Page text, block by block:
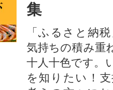
集
「ふるさと納
気持ちの積み重
十人十色です。
を知りたい！